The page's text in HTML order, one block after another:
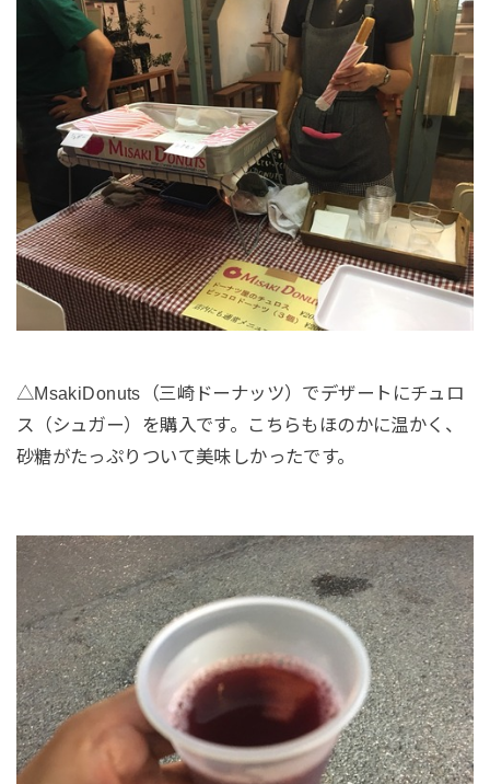
△MsakiDonuts（三崎ドーナッツ）でデザートにチュロ
ス（シュガー）を購入です。こちらもほのかに温かく、
砂糖がたっぷりついて美味しかったです。